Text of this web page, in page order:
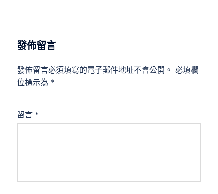
發佈留言
發佈留言必須填寫的電子郵件地址不會公開。 必填欄
位標示為 *
留言 *